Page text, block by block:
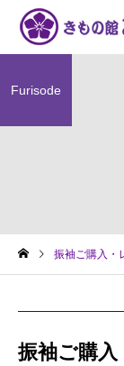
Furisode
振袖ご購入・
振袖ご購